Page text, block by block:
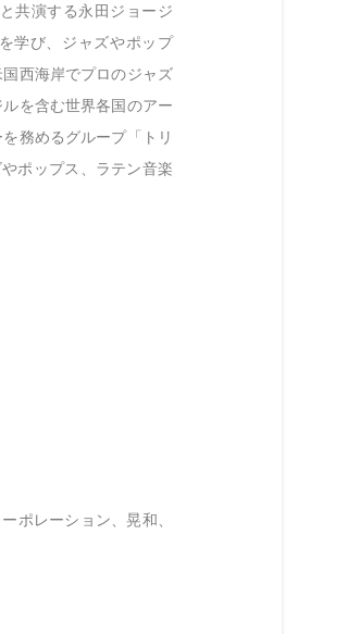
共演する永田ジョージ
学び、ジャズやポップ
西海岸でプロのジャズ
を含む世界各国のアー
務めるグループ「トリ
ポップス、ラテン音楽
ポレーション、晃和、